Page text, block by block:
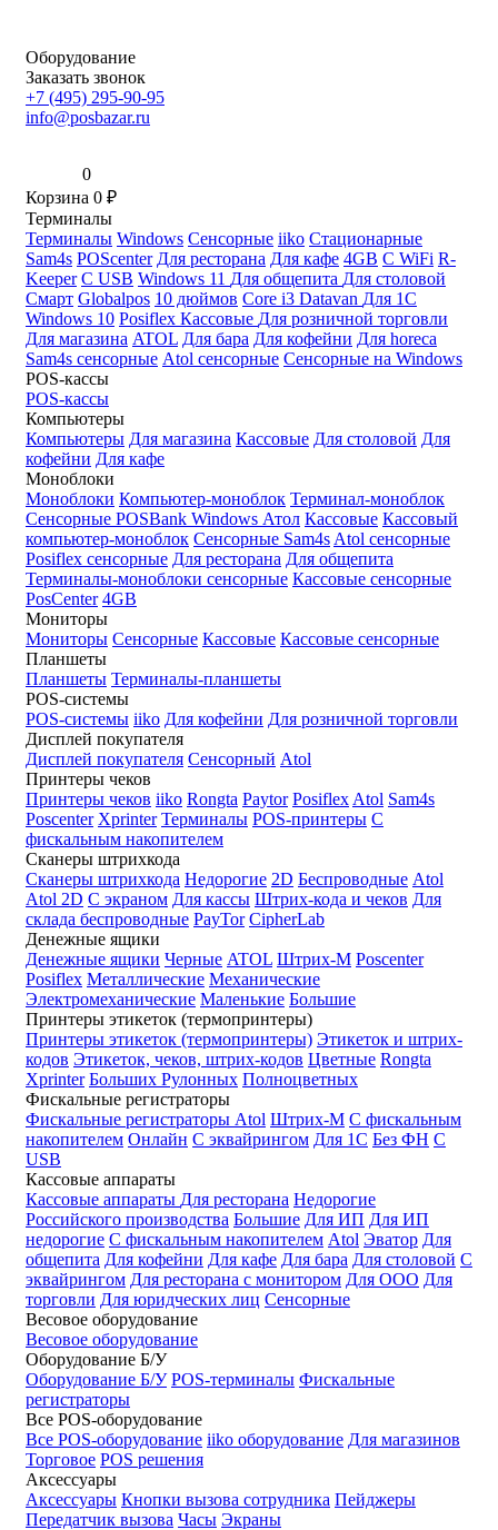
Оборудование
Заказать звонок
+7 (495) 295-90-95
info@posbazar.ru
0
Корзина 0 ₽
Терминалы
Терминалы Windows Сенсорные iiko Стационарные
Sam4s POScenter Для ресторана Для кафе 4GB С WiFi R-
Keeper С USB Windows 11 Для общепита Для столовой
Смарт Globalpos 10 дюймов Core i3 Datavan Для 1С
Windows 10 Posiflex Кассовые Для розничной торговли
Для магазина ATOL Для бара Для кофейни Для horeca
Sam4s сенсорные Atol сенсорные Сенсорные на Windows
POS-кассы
POS-кассы
Компьютеры
Компьютеры Для магазина Кассовые Для столовой Для
кофейни Для кафе
Моноблоки
Моноблоки Компьютер-моноблок Терминал-моноблок
Сенсорные POSBank Windows Атол Кассовые Кассовый
компьютер-моноблок Сенсорные Sam4s Atol сенсорные
Posiflex сенсорные Для ресторана Для общепита
Терминалы-моноблоки сенсорные Кассовые сенсорные
PosCenter 4GB
Мониторы
Мониторы Сенсорные Кассовые Кассовые сенсорные
Планшеты
Планшеты Терминалы-планшеты
POS-системы
POS-системы iiko Для кофейни Для розничной торговли
Дисплей покупателя
Дисплей покупателя Сенсорный Atol
Принтеры чеков
Принтеры чеков iiko Rongta Paytor Posiflex Atol Sam4s
Poscenter Xprinter Терминалы POS-принтеры С
фискальным накопителем
Сканеры штрихкода
Сканеры штрихкода Недорогие 2D Беспроводные Atol
Atol 2D С экраном Для кассы Штрих-кода и чеков Для
склада беспроводные PayTor CipherLab
Денежные ящики
Денежные ящики Черные ATOL Штрих-М Poscenter
Posiflex Металлические Механические
Электромеханические Маленькие Большие
Принтеры этикеток (термопринтеры)
Принтеры этикеток (термопринтеры) Этикеток и штрих-
кодов Этикеток, чеков, штрих-кодов Цветные Rongta
Xprinter Больших Рулонных Полноцветных
Фискальные регистраторы
Фискальные регистраторы Atol Штрих-М С фискальным
накопителем Онлайн С эквайрингом Для 1С Без ФН С
USB
Кассовые аппараты
Кассовые аппараты Для ресторана Недорогие
Российского производства Большие Для ИП Для ИП
недорогие С фискальным накопителем Atol Эватор Для
общепита Для кофейни Для кафе Для бара Для столовой С
эквайрингом Для ресторана с монитором Для ООО Для
торговли Для юридческих лиц Сенсорные
Весовое оборудование
Весовое оборудование
Оборудование Б/У
Оборудование Б/У POS-терминалы Фискальные
регистраторы
Все POS-оборудование
Все POS-оборудование iiko оборудование Для магазинов
Торговое POS решения
Аксессуары
Аксессуары Кнопки вызова сотрудника Пейджеры
Передатчик вызова Часы Экраны